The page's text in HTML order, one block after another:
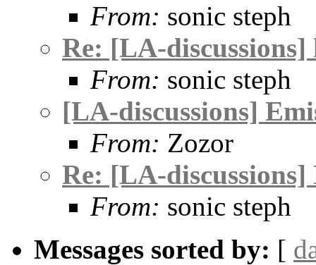
From: sonic steph
Re: [LA-
From: sonic steph
[LA-discussions]
From: Zozor
Re: [LA-discussions]
From: sonic steph
Messages sorted by: [